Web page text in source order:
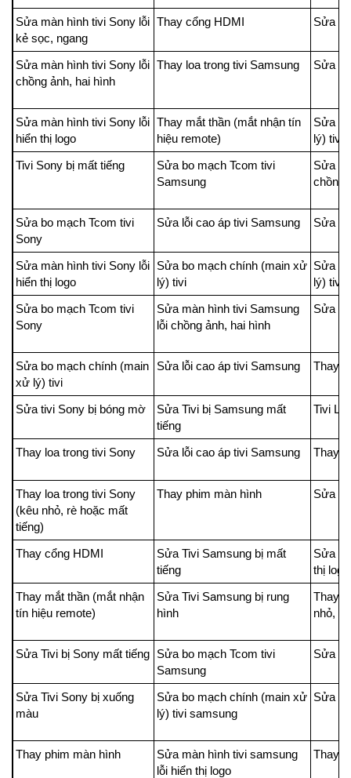
Sửa màn hình tivi Sony lỗi
kẻ sọc, ngang
Thay cổng HDMI Sửa
Sửa màn hình tivi Sony lỗi
chồng ảnh, hai hình
Thay loa trong tivi Samsung Sửa
Sửa màn hình tivi Sony lỗi
hiển thị logo
Thay mắt thần (mắt nhận tín
hiệu remote)
Sửa
lý) tivi
Tivi Sony bị mất tiếng
Sửa bo mạch Tcom tivi
Samsung
Sửa
chồng
Sửa bo mạch Tcom tivi
Sony
Sửa lỗi cao áp tivi Samsung Sửa
Sửa màn hình tivi Sony lỗi
hiển thị logo
Sửa bo mạch chính (main xử
lý) tivi
Sửa
lý) tivi
Sửa bo mạch Tcom tivi
Sony
Sửa màn hình tivi Samsung
lỗi chồng ảnh, hai hình
Sửa
Sửa bo mạch chính (main
xử lý) tivi
Sửa lỗi cao áp tivi Samsung Thay
Sửa tivi Sony bị bóng mờ
Sửa Tivi bị Samsung mất
tiếng
Tivi
Thay loa trong tivi Sony Sửa lỗi cao áp tivi Samsung Thay
Thay loa trong tivi Sony
(kêu nhỏ, rè hoặc mất
tiếng)
Thay phim màn hình Sửa
Thay cổng HDMI
Sửa Tivi Samsung bị mất
tiếng
Sửa
thị logo
Thay mắt thần (mắt nhận
tín hiệu remote)
Sửa Tivi Samsung bị rung
hình
Thay
nhỏ,
Sửa Tivi bị Sony mất tiếng
Sửa bo mạch Tcom tivi
Samsung
Sửa
Sửa Tivi Sony bị xuống
màu
Sửa bo mạch chính (main xử
lý) tivi samsung
Sửa
Thay phim màn hình
Sửa màn hình tivi samsung
lỗi hiển thị logo
Thay